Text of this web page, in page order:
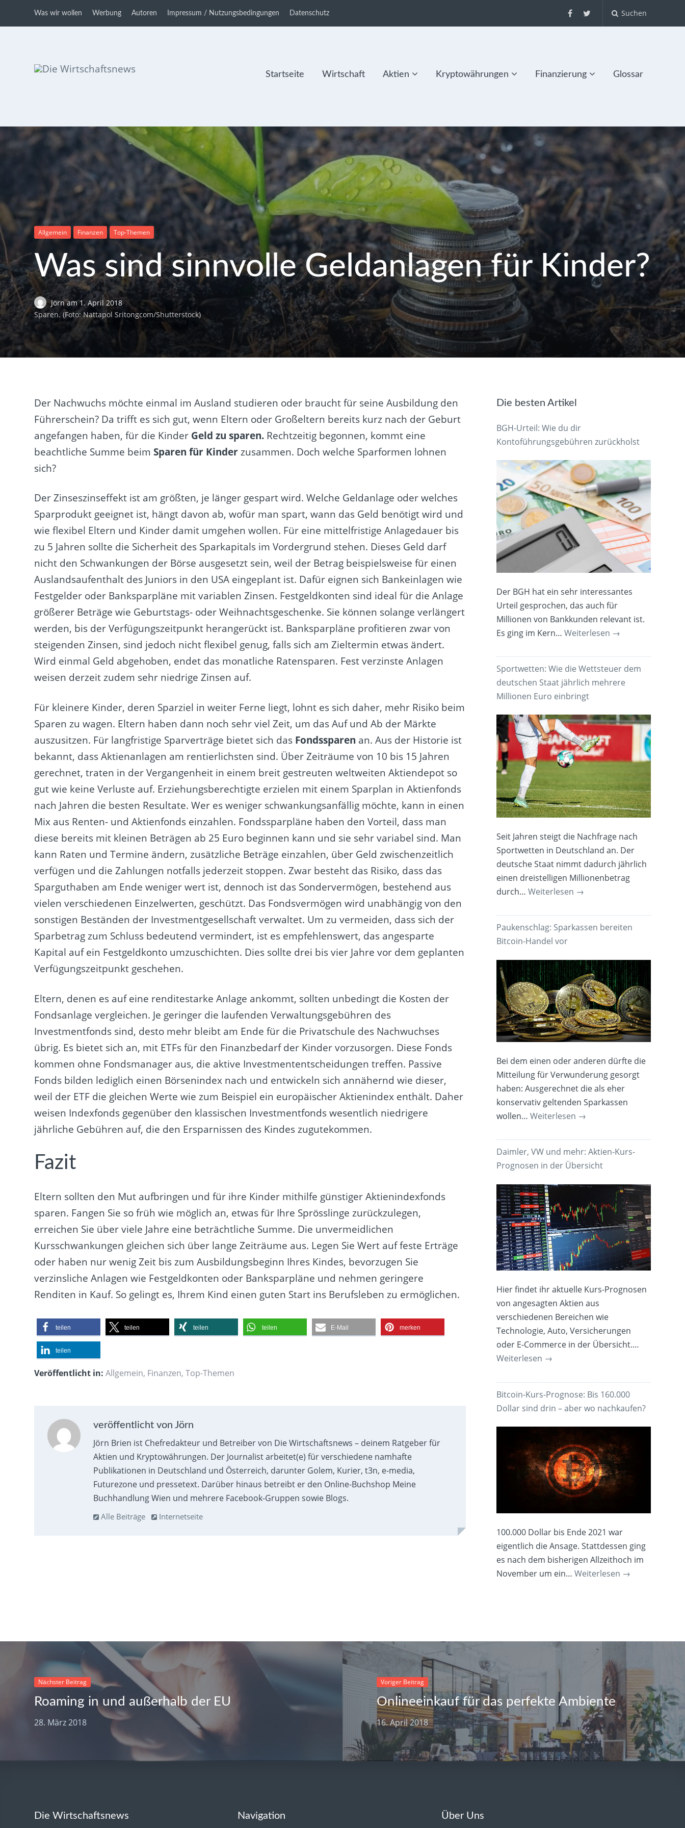
Was wir wollen Werbung Autoren Impressum / Nutzungsbedingungen Datenschutz Suchen
Startseite Wirtschaft Aktien Kryptowährungen Finanzierung Glossar
Allgemein Finanzen Top-Themen
Was sind sinnvolle Geldanlagen für Kinder?
Jörnam 1. April 2018
Sparen. (Foto: Nattapol Sritongcom/Shutterstock)
Der Nachwuchs möchte einmal im Ausland studieren oder braucht für seine Ausbildung den
Führerschein? Da trifft es sich gut, wenn Eltern oder Großeltern bereits kurz nach der Geburt
angefangen haben, für die Kinder Geld zu sparen. Rechtzeitig begonnen, kommt eine
beachtliche Summe beimSparen für Kinderzusammen. Doch welche Sparformen lohnen
sich?
Der Zinseszinseffekt ist am größten, je länger gespart wird. Welche Geldanlage oder welches
Sparprodukt geeignet ist, hängt davon ab, wofür man spart, wann das Geld benötigt wird und
wie flexibel Eltern und Kinder damit umgehen wollen. Für eine mittelfristige Anlagedauer bis
zu 5 Jahren sollte die Sicherheit des Sparkapitals im Vordergrund stehen. Dieses Geld darf
nicht den Schwankungen der Börse ausgesetzt sein, weil der Betrag beispielsweise für einen
Auslandsaufenthalt des Juniors in den USA eingeplant ist. Dafür eignen sich Bankeinlagen wie
Festgelder oder Banksparpläne mit variablen Zinsen. Festgeldkonten sind ideal für die Anlage
größerer Beträge wie Geburtstags- oder Weihnachtsgeschenke. Sie können solange verlängert
werden, bis der Verfügungszeitpunkt herangerückt ist. Banksparpläne profitieren zwar von
steigenden Zinsen, sind jedoch nicht flexibel genug, falls sich am Zieltermin etwas ändert.
Wird einmal Geld abgehoben, endet das monatliche Ratensparen. Fest verzinste Anlagen
weisen derzeit zudem sehr niedrige Zinsen auf.
Für kleinere Kinder, deren Sparziel in weiter Ferne liegt, lohnt es sich daher, mehr Risiko beim
Sparen zu wagen. Eltern haben dann noch sehr viel Zeit, um das Auf und Ab der Märkte
auszusitzen. Für langfristige Sparverträge bietet sich das Fondssparen an. Aus der Historie ist
bekannt, dass Aktienanlagen am rentierlichsten sind. Über Zeiträume von 10 bis 15 Jahren
gerechnet, traten in der Vergangenheit in einem breit gestreuten weltweiten Aktiendepot so
gut wie keine Verluste auf. Erziehungsberechtigte erzielen mit einem Sparplan in Aktienfonds
nach Jahren die besten Resultate. Wer es weniger schwankungsanfällig möchte, kann in einen
Mix aus Renten- und Aktienfonds einzahlen. Fondssparpläne haben den Vorteil, dass man
diese bereits mit kleinen Beträgen ab 25 Euro beginnen kann und sie sehr variabel sind. Man
kann Raten und Termine ändern, zusätzliche Beträge einzahlen, über Geld zwischenzeitlich
verfügen und die Zahlungen notfalls jederzeit stoppen. Zwar besteht das Risiko, dass das
Sparguthaben am Ende weniger wert ist, dennoch ist das Sondervermögen, bestehend aus
vielen verschiedenen Einzelwerten, geschützt. Das Fondsvermögen wird unabhängig von den
sonstigen Beständen der Investmentgesellschaft verwaltet. Um zu vermeiden, dass sich der
Sparbetrag zum Schluss bedeutend vermindert, ist es empfehlenswert, das angesparte
Kapital auf ein Festgeldkonto umzuschichten. Dies sollte drei bis vier Jahre vor dem geplanten
Verfügungszeitpunkt geschehen.
Eltern, denen es auf eine renditestarke Anlage ankommt, sollten unbedingt die Kosten der
Fondsanlage vergleichen. Je geringer die laufenden Verwaltungsgebühren des
Investmentfonds sind, desto mehr bleibt am Ende für die Privatschule des Nachwuchses
übrig. Es bietet sich an, mit ETFs für den Finanzbedarf der Kinder vorzusorgen. Diese Fonds
kommen ohne Fondsmanager aus, die aktive Investmententscheidungen treffen. Passive
Fonds bilden lediglich einen Börsenindex nach und entwickeln sich annähernd wie dieser,
weil der ETF die gleichen Werte wie zum Beispiel ein europäischer Aktienindex enthält. Daher
weisen Indexfonds gegenüber den klassischen Investmentfonds wesentlich niedrigere
jährliche Gebühren auf, die den Ersparnissen des Kindes zugutekommen.
Fazit
Eltern sollten den Mut aufbringen und für ihre Kinder mithilfe günstiger Aktienindexfonds
sparen. Fangen Sie so früh wie möglich an, etwas für Ihre Sprösslinge zurückzulegen,
erreichen Sie über viele Jahre eine beträchtliche Summe. Die unvermeidlichen
Kursschwankungen gleichen sich über lange Zeiträume aus. Legen Sie Wert auf feste Erträge
oder haben nur wenig Zeit bis zum Ausbildungsbeginn Ihres Kindes, bevorzugen Sie
verzinsliche Anlagen wie Festgeldkonten oder Banksparpläne und nehmen geringere
Renditen in Kauf. So gelingt es, Ihrem Kind einen guten Start ins Berufsleben zu ermöglichen.
teilen teilen teilen teilen E-Mail merken
teilen
Veröffentlicht in: Allgemein, Finanzen,Top-Themen
veröffentlicht von Jörn
Jörn Brien ist Chefredakteur und Betreiber von Die Wirtschaftsnews – deinem Ratgeber für
Aktien und Kryptowährungen. Der Journalist arbeitet(e) für verschiedene namhafte
Publikationen in Deutschland und Österreich, darunter Golem, Kurier, t3n, e-media,
Futurezone und pressetext. Darüber hinaus betreibt er den Online-Buchshop Meine
Buchhandlung Wien und mehrere Facebook-Gruppen sowie Blogs.
Alle Beiträge Internetseite
Die besten Artikel
BGH-Urteil: Wie du dir
Kontoführungsgebühren zurückholst
Der BGH hat ein sehr interessantes
Urteil gesprochen, das auch für
Millionen von Bankkunden relevant ist.
Es ging im Kern…Weiterlesen →
Sportwetten: Wie die Wettsteuer dem
deutschen Staat jährlich mehrere
Millionen Euro einbringt
Seit Jahren steigt die Nachfrage nach
Sportwetten in Deutschland an. Der
deutsche Staat nimmt dadurch jährlich
einen dreistelligen Millionenbetrag
durch…Weiterlesen →
Paukenschlag: Sparkassen bereiten
Bitcoin-Handel vor
Bei dem einen oder anderen dürfte die
Mitteilung für Verwunderung gesorgt
haben: Ausgerechnet die als eher
konservativ geltenden Sparkassen
wollen…Weiterlesen →
Daimler, VW und mehr: Aktien-Kurs-
Prognosen in der Übersicht
Hier findet ihr aktuelle Kurs-Prognosen
von angesagten Aktien aus
verschiedenen Bereichen wie
Technologie, Auto, Versicherungen
oder E-Commerce in der Übersicht.…
Weiterlesen →
Bitcoin-Kurs-Prognose: Bis 160.000
Dollar sind drin – aber wo nachkaufen?
100.000 Dollar bis Ende 2021 war
eigentlich die Ansage. Stattdessen ging
es nach dem bisherigen Allzeithoch im
November um ein…Weiterlesen →
Nächster Beitrag
Roaming in und außerhalb der EU
28. März 2018
Voriger Beitrag
Onlineeinkauf für das perfekte Ambiente
16. April 2018
Die Wirtschaftsnews Navigation Über Uns